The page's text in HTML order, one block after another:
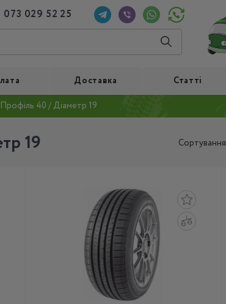
073 029 52 25
Доставка Статті
40 / Діаметр 19
19 Сортування